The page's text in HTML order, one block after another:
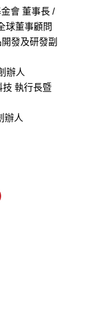
會 董事長 /
球董事顧問
發及研發副
辦人
執行長暨
辦人